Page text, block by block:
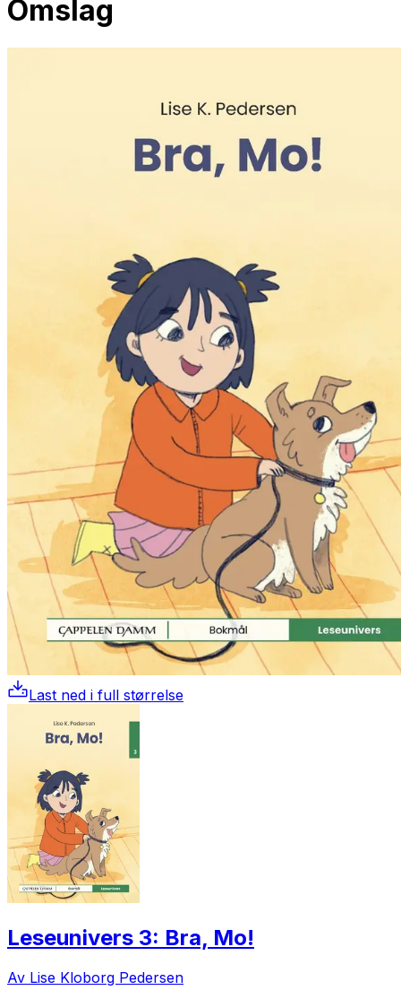
Omslag
Last ned i full størrelse
Leseunivers 3: Bra, Mo!
Av Lise Kloborg Pedersen